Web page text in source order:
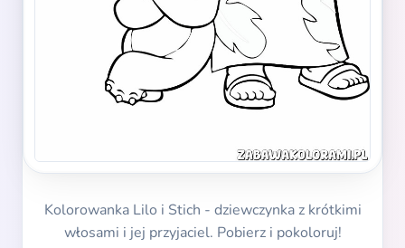
Kolorowanka Lilo i Stich - dziewczynka z krótkimi
włosami i jej przyjaciel. Pobierz i pokoloruj!